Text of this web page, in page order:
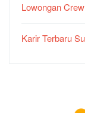
Lowongan
Karir Terbaru